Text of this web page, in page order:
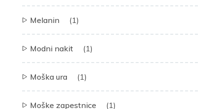
Melanin (1)
Modni nakit (1)
Moška ura (1)
Moške zapestnice (1)